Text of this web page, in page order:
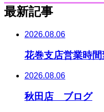
最新記事
2026.08.06
花巻支店営業時
2026.08.06
秋田店 ブログ